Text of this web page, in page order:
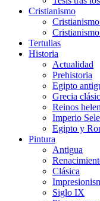
Cristianismo
Tertulias
Historia
Actualidad
Prehistoria
Egipto
Grecia
Reinos
Imperio
Egipto y
Pintura
Antigua
Clásica
Siglo IX